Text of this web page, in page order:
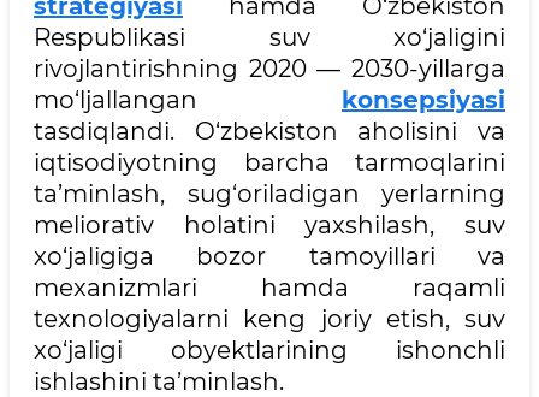
strategiyasi hamda O‘zbekiston
Respublikasi suv xo‘jaligini
rivojlantirishning 2020 — 2030-yillarga
mo‘ljallangan konsepsiyasi
tasdiqlandi. O‘zbekiston aholisini va
iqtisodiyotning barcha tarmoqlarini
ta’minlash, sug‘oriladigan yerlarning
meliorativ holatini yaxshilash, suv
xo‘jaligiga bozor tamoyillari va
mexanizmlari hamda raqamli
texnologiyalarni keng joriy etish, suv
xo‘jaligi obyektlarining ishonchli
ishlashini ta’minlash.